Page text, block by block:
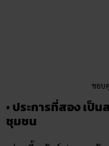
เช่น เลี้ยงสัตว์ ประเภทวั
ตามหนองน้ำ ในบริเวณป่
เหล่านี้ มีต้นไม้ประเภทต่
สมุนไพร เป็นต้น คนใน